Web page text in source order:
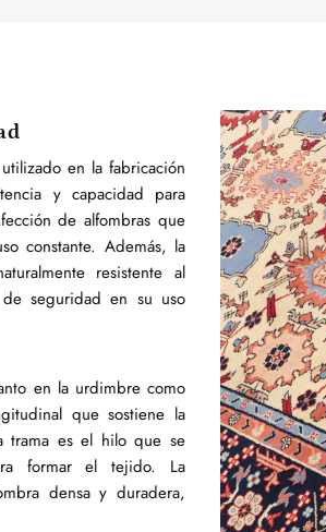
en la fabricación
y capacidad para
de alfombras que
constante. Además, la
resistente al
seguridad en su uso
en la urdimbre como
que sostiene la
trama es el hilo que se
formar el tejido. La
densa y duradera,